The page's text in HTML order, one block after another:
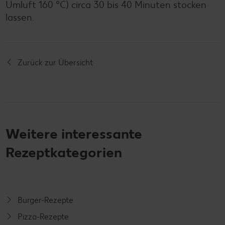
Umluft 160 °C) circa 30 bis 40 Minuten stocken
lassen.
Zurück zur Übersicht
Weitere interessante
Rezeptkategorien
Burger-Rezepte
Pizza-Rezepte